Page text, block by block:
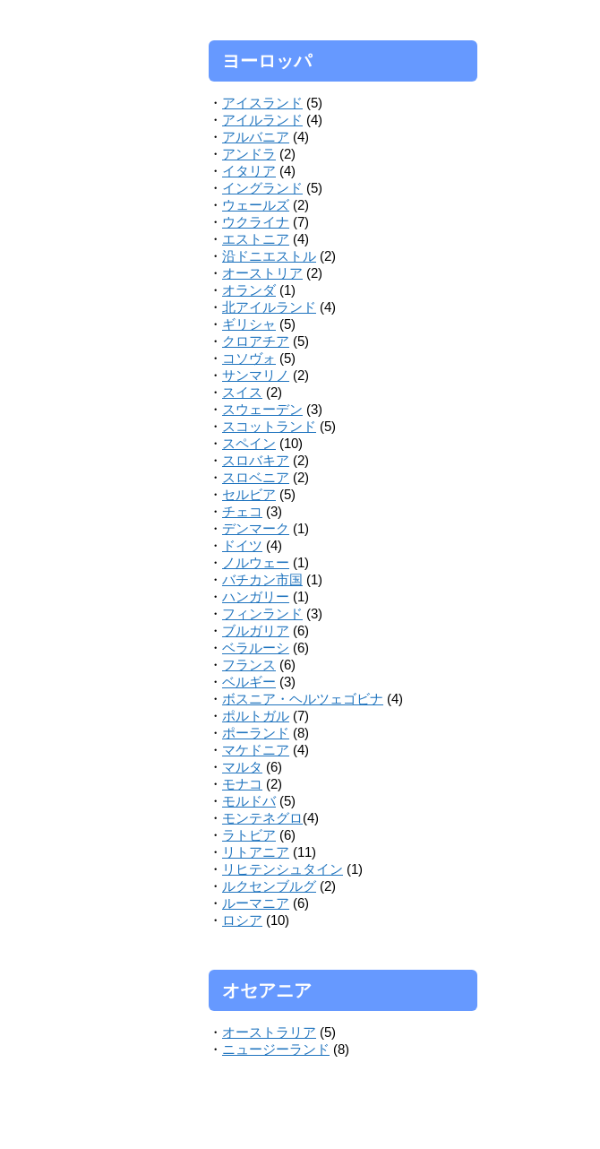
ヨーロッパ
・ アイスランド (5)
・ アイルランド (4)
・ アルバニア (4)
・ アンドラ (2)
・ イタリア (4)
・ イングランド (5)
・ ウェールズ (2)
・ ウクライナ (7)
・ エストニア (4)
・ 沿ドニエストル (2)
・ オーストリア (2)
・ オランダ (1)
・ 北アイルランド (4)
・ ギリシャ (5)
・ クロアチア (5)
・ コソヴォ (5)
・ サンマリノ (2)
・ スイス (2)
・ スウェーデン (3)
・ スコットランド (5)
・ スペイン (10)
・ スロバキア (2)
・ スロベニア (2)
・ セルビア (5)
・ チェコ (3)
・ デンマーク (1)
・
ドイツ (4)
・ ノルウェー (1)
・ バチカン市国 (1)
・ ハンガリー (1)
・ フィンランド (3)
・ ブルガリア (6)
・ ベラルーシ (6)
・ フランス (6)
・ ベルギー (3)
・ ボスニア・ヘルツェゴビナ (4)
・ ポルトガル (7)
・ ポーランド (8)
・ マケドニア (4)
・ マルタ (6)
・ モナコ (2)
・ モルドバ(5)
・ モンテネグロ(4)
・ ラトビア (6)
・ リトアニア (11)
・ リヒテンシュタイン (1)
・ ルクセンブルグ (2)
・ ルーマニア (6)
・ ロシア (10)
オセアニア
・ オーストラリア (5)
・ ニュージーランド (8)